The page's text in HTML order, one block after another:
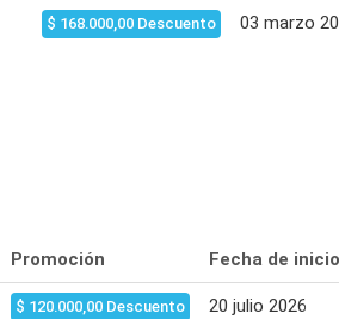
$ 168.000,00 Descuento 03 marzo
Promoción Fecha de inicio
$ 120.000,00 Descuento 20 julio 2026